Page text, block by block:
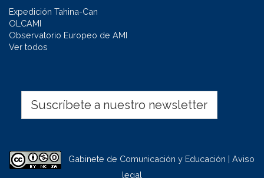
Expedición Tahina-Can
OLCAMI
Observatorio Europeo de AMI
Ver todos
Suscríbete a nuestro newsletter
Gabinete de Comunicación y Educación | Aviso
legal